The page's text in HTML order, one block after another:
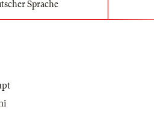
Sprache